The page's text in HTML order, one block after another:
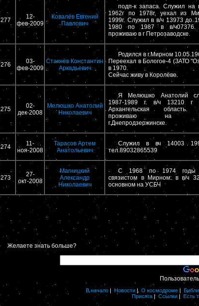
277
12-
фев-2009
Ковалёв Евгений
Павлович
подп-к запаса. Служил на
1962г по 1978г, уехал из
1999г. Служил в в/ч 13973 до
1980 по 1987 в в/ч07376.
проживаю в г Петрозаводске.
276
03-
фев-2009
Стакнёв Константин
Аркадьевич
Родился в г.Мирном
Переехал в Бологое-4 (ЗАТО
в 1970.
Сейчас живу в Королёве.
275
02-
дек-2008
Мелюшко Анатолий
Николаевич
Я Мелюшко Анатолий
1987-1989 г. в/ч 13210 г
Архангельская область.
проживаю на
г.Днепродзержинске.
274
11-
ноя-2008
Тарасов Артем
Анатольевич
Служил в вч 14003
тел.89032865539
273
27-
окт-2008
Магницкий
Александр
Николаевич
С 1968 по 1974 годы
связистом в Мирном: в в/ч
основном на УСБЧ
Желаете знать больше?
В начало | Новости| О космодроме |
Присяга| Ссылки| Есть